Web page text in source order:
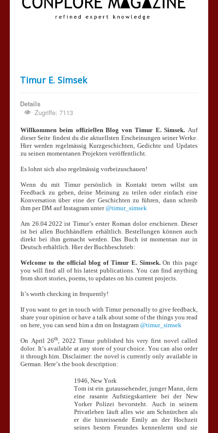
Timur E. Simsek
Details
Zugriffe: 7113
Willkommen beim offiziellen Blog von Timur E. Simsek. Auf
dieser Seite findest du die aktuellsten Erscheinungen seiner Werke.
Hier werden regelmässig Kurzgeschichten, Gedichte und Updates
zu seinen momentanen Projekten veröffentlicht.
Es lohnt sich also regelmässig vorbeizuschauen!
Wenn du mit Timur persönlich in Kontakt treten willst um
Feedback zu geben, deine Meinung zu teilen oder einfach eine
Konversation über eine der Geschichten zu führen, dann schreib
ihm per DM auf Instagram unter@timur_simsek
Am 26.04.2022 ist Timur’s erster Roman dolor erschienen. Dieser
ist bei allen Buchhändlern erhältlich. Bestellungen können auch
direkt bei ihm gemacht werden. Das Buch ist momentan nur in
Deutsch erhältlich. Hier der Buchbeschrieb:
Welcome to the official blog of Timur E. Simsek.On this page
you will find all of his latest publications. You can find anything
from short stories, poems, to updates on his current projects.
It’s worth checking in frequently!
If you want to get in touch with Timur personally to give feedback,
share your opinion or have a talk about some of the things you read
on here, you can send him a dm on Instagram @timur_simsek
On April 26th
, 2022 Timur published his very first novel called
dolor. It’s available at any store of your choice. You can also order
it through him. Disclaimer: the novel is currently only available in
German. Here’s the book description:
1946, New York
Tom ist ein gutaussehender, junger Mann, dem
eine rasante Aufstiegskarriere bei der New
Yorker Polizei bevorsteht. Auch in seinem
Privatleben läuft alles wie am Schnürchen als
er die hinreissende Emily an der Hochzeit
seines besten Freundes kennenlernt und sie